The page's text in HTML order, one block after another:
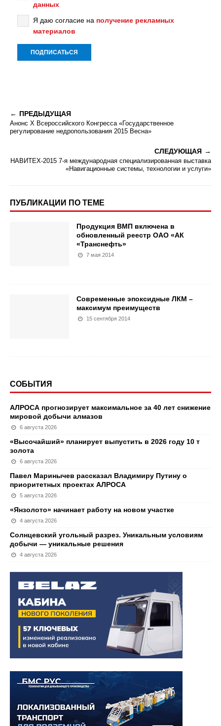
данных
Я даю согласие на получение рекламных
материалов
ПРЕДЫДУЩАЯ
Анонс Х Всероссийского Конгресса «Государственное
регулирование недропользования 2015 Весна»
СЛЕДУЮЩАЯ
НАВИТЕХ-2015 7-я международная специализированная выставка
«Навигационные системы, технологии и услуги»
ПУБЛИКАЦИИ ПО ТЕМЕ
Продукция ВМП включена в
обновленный реестр ОАО «АК
«Транснефть»
7 мая 2014
Современные эпоксидные ЛКМ –
максимум преимуществ
15 сентября 2014
СОБЫТИЯ
АЛРОСА прогнозирует максимальное за 40 лет снижение
мировой добычи алмазов
6 августа 2026
«Высочайший» планирует выпустить в 2026 году 10 т
золота
6 августа 2026
Павел Маринычев рассказал Владимиру Путину о
приоритетных проектах АЛРОСА
5 августа 2026
«Янзолото» начинает работу на новом участке
4 августа 2026
Солнцевский угольный разрез. Уникальным условиям
добычи — уникальные решения
4 августа 2026